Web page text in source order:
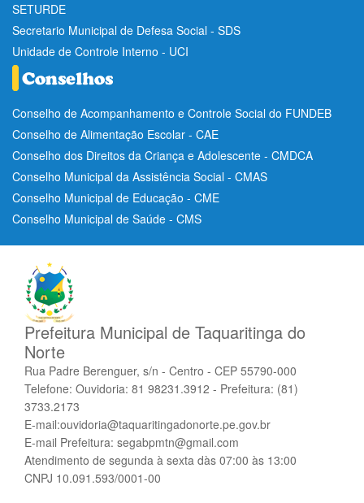
SETURDE
Secretario Municipal de Defesa Social - SDS
Unidade de Controle Interno - UCI
Conselho de Acompanhamento e Controle Social do FUNDEB
Conselho de Alimentação Escolar - CAE
Conselho dos Direitos da Criança e Adolescente - CMDCA
Conselho Municipal da Assistência Social - CMAS
Conselho Municipal de Educação - CME
Conselho Municipal de Saúde - CMS
Prefeitura Municipal de Taquaritinga do
Norte
Rua Padre Berenguer, s/n - Centro - CEP 55790-000
Telefone: Ouvidoria: 81 98231.3912 - Prefeitura: (81)
3733.2173
E-mail:ouvidoria@taquaritingadonorte.pe.gov.br
E-mail Prefeitura: segabpmtn@gmail.com
Atendimento de segunda à sexta dàs 07:00 às 13:00
CNPJ 10.091.593/0001-00